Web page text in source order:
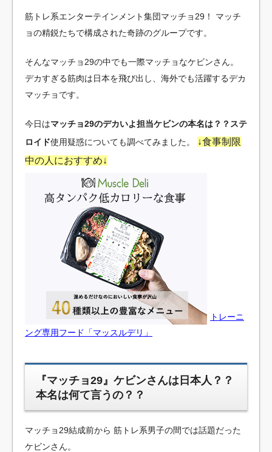
筋トレ系エンターテインメント集団マッチョ29！
マッチ
ョの精鋭たちで構成された奇跡のグループです。
そんなマッチョ29の中でも一際マッチョなケビンさん。
デカすぎる筋肉は日本を飛び出し、海外でも活躍するデカ
マッチョです。
今日はマッチョ29のデカいよ担当ケビンの本名は？？ステ
ロイド使用疑惑についても調べてみました。
↓食事制限
中の人におすすめ↓
トレーニ
ング専用フード「マッスルデリ」
『マッチョ29』ケビンさんは日本人？？
本名は何て言うの？？
マッチョ29結成前から 筋トレ系男子の間では話題だった
ケビンさん。